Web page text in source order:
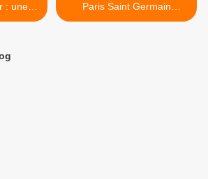
: une
Paris Saint Germain
Champs-Elysées nouvelle